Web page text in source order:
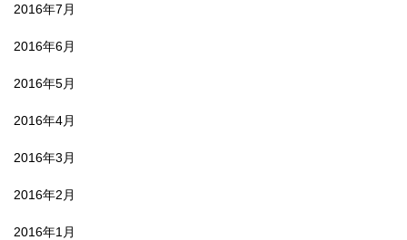
2016年7月
2016年6月
2016年5月
2016年4月
2016年3月
2016年2月
2016年1月